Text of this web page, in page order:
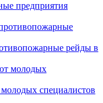
предприятия
рейды в
специалистов